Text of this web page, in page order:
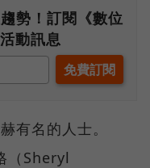
勢！訂閱《數位
動訊息
有名的人士。
（Sheryl